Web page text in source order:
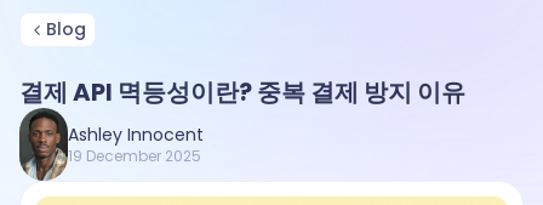
Blog
결제 API 멱등성이란? 중복 결제 방지 이유
Ashley Innocent
19 December 2025